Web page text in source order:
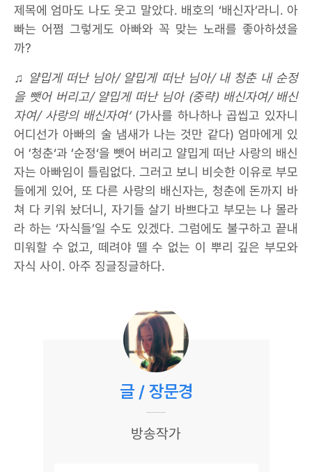
제목에 엄마도 나도 웃고 말았다. 배호의 ‘배신자’라니. 아
빠는 어쩜 그렇게도 아빠와 꼭 맞는 노래를 좋아하셨을
까?
♫ 얄밉게 떠난 님아/ 얄밉게 떠난 님아/ 내 청춘 내 순정
을 뺏어 버리고/ 얄밉게 떠난 님아 (중략) 배신자여/ 배신
자여/ 사랑의 배신자여‘(가사를 하나하나 곱씹고 있자니
어디선가 아빠의 술 냄새가 나는 것만 같다) 엄마에게 있
어 ’청춘‘과 ’순정‘을 뺏어 버리고 얄밉게 떠난 사랑의 배신
자는 아빠임이 틀림없다. 그러고 보니 비슷한 이유로 부모
들에게 있어, 또 다른 사랑의 배신자는, 청춘에 돈까지 바
쳐 다 키워 놨더니, 자기들 살기 바쁘다고 부모는 나 몰라
라 하는 ‘자식들’일 수도 있겠다. 그럼에도 불구하고 끝내
미워할 수 없고, 떼려야 뗄 수 없는 이 뿌리 깊은 부모와
자식 사이. 아주 징글징글하다.
글 / 장문경
방송작가